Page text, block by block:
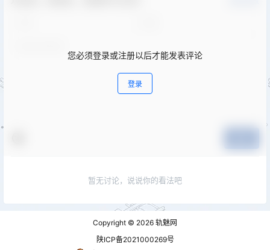
您必须登录或注册以后才能发表评论
登录
暂无讨论，说说你的看法吧
Copyright © 2026 轨魅网
陕ICP备2021000269号